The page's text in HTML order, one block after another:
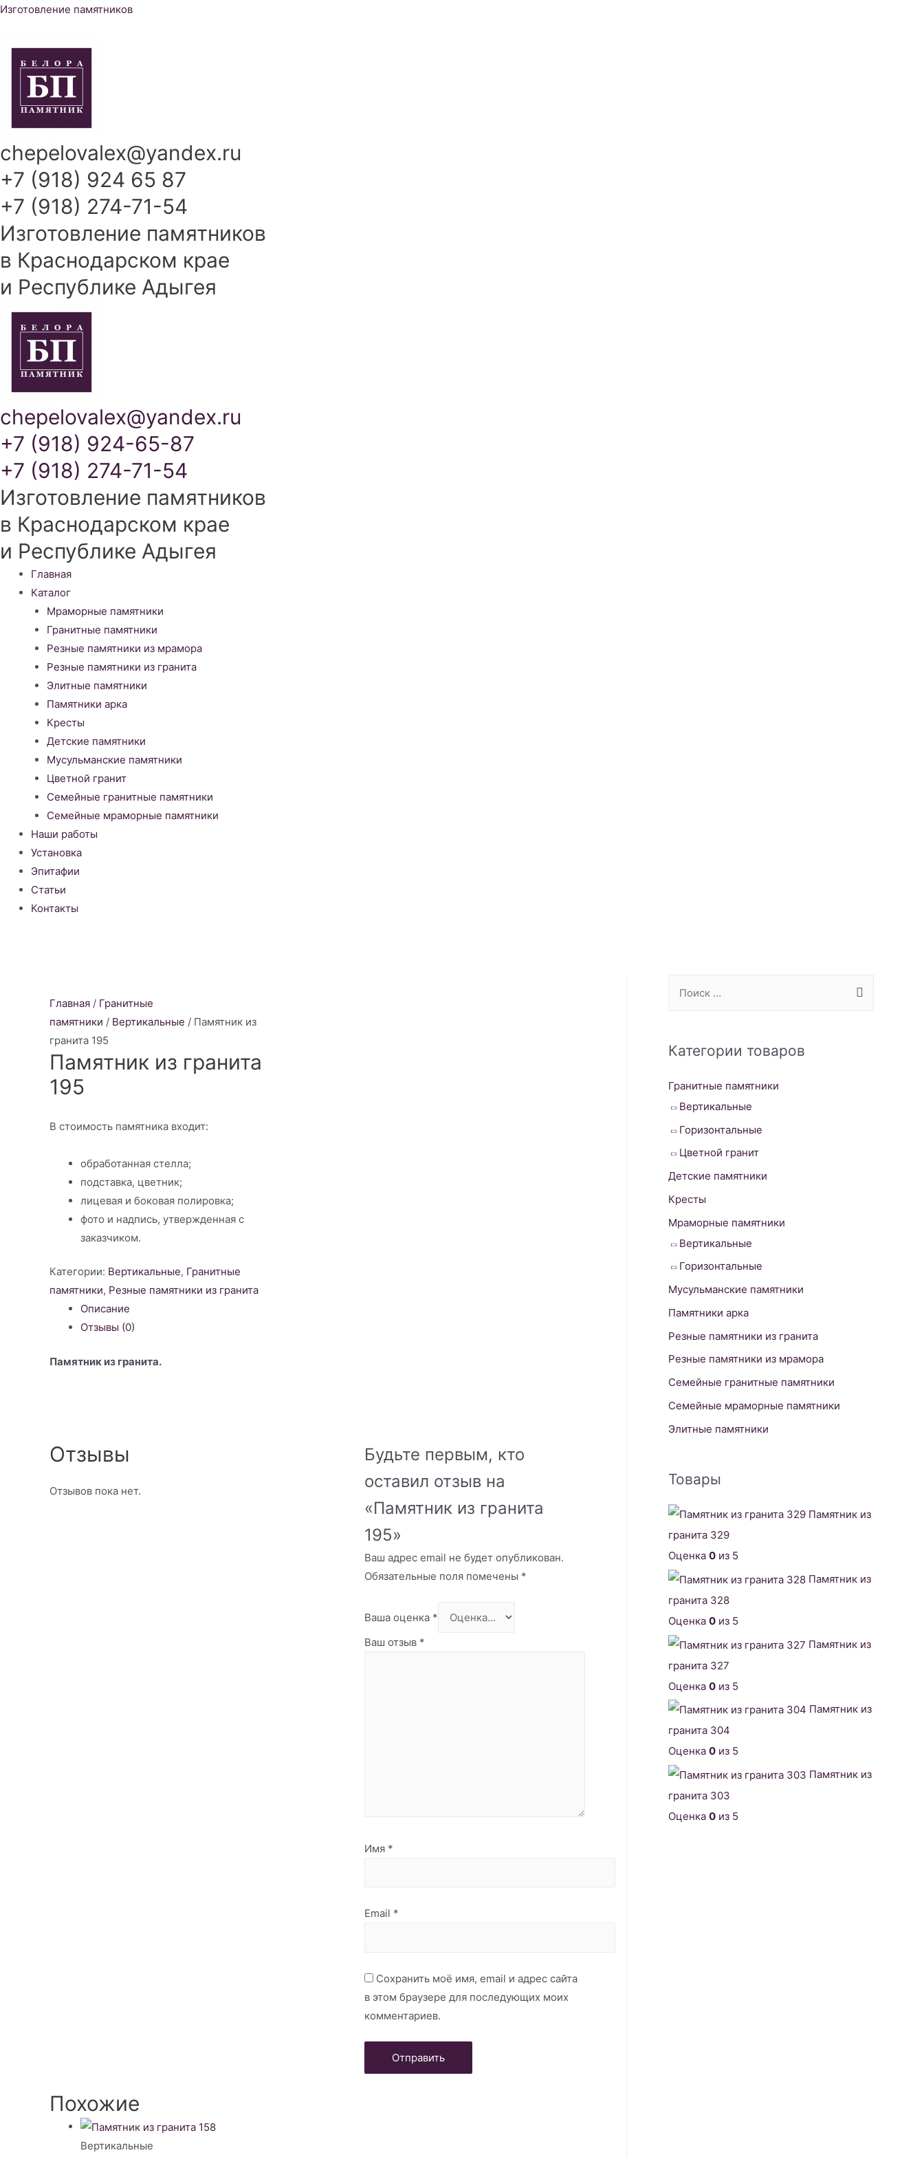
Перейти
содержимому
Изготовление памятников
chepelovalex@yandex.ru
+7 (918) 924 65 87
+7 (918) 274-71-54
Изготовление памятников
в Краснодарском крае
и Республике Адыгея
chepelovalex@yandex.ru
+7 (918) 924-65-87
+7 (918) 274-71-54
Изготовление памятников
в Краснодарском крае
и Республике Адыгея
Меню
Главная
Каталог
Мраморные памятники
Гранитные памятники
Резные памятники из мрамора
Резные памятники из гранита
Элитные памятники
Памятники арка
Кресты
Детские памятники
Мусульманские памятники
Цветной гранит
Семейные гранитные памятники
Семейные мраморные памятники
Наши работы
Установка
Эпитафии
Статьи
Контакты
Главная / Гранитные
памятники / Вертикальные / Памятник из
гранита 195
Памятник из гранита
195
В стоимость памятника входит:
обработанная стелла;
подставка, цветник;
лицевая и боковая полировка;
фото и надпись, утвержденная с
заказчиком.
Категории: Вертикальные, Гранитные
памятники, Резные памятники из гранита
Описание
Отзывы (0)
Памятник из гранита.
Отзывы
Отзывов пока нет.
Будьте первым, кто
оставил отзыв на
«Памятник из гранита
195»
Ваш адрес email не будет опубликован.
Обязательные поля помечены *
Ваша оценка *
Ваш отзыв *
Имя *
Email *
Сохранить моё имя, email и адрес сайта
в этом браузере для последующих моих
комментариев.
Похожие
Вертикальные
r
h
o
:
Категории товаров
Гранитные памятники
Вертикальные
Горизонтальные
Цветной гранит
Детские памятники
Кресты
Мраморные памятники
Вертикальные
Горизонтальные
Мусульманские памятники
Памятники арка
Резные памятники из гранита
Резные памятники из мрамора
Семейные гранитные памятники
Семейные мраморные памятники
Элитные памятники
Товары
Памятник из
гранита 329
Оценка 0 из 5
Памятник из
гранита 328
Оценка 0 из 5
Памятник из
гранита 327
Оценка 0 из 5
Памятник из
гранита 304
Оценка 0 из 5
Памятник из
гранита 303
Оценка 0 из 5